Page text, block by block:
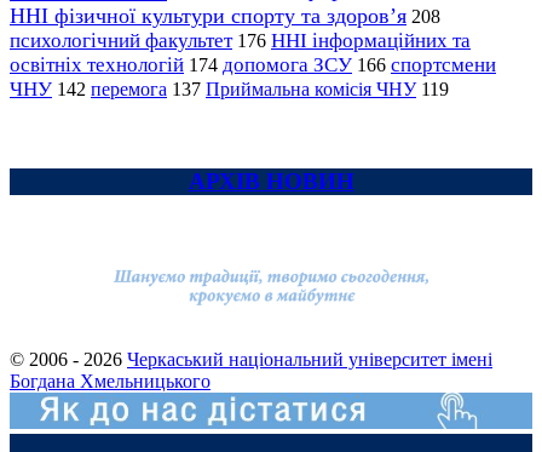
ННІ фізичної культури спорту та здоров’я 208
психологічний факультет 176 ННІ інформаційних та
освітніх технологій 174 допомога ЗСУ 166 спортсмени
ЧНУ 142 перемога 137 Приймальна комісія ЧНУ 119
АРХІВ НОВИН
© 2006 - 2026 Черкаський національний університет імені
Богдана Хмельницького